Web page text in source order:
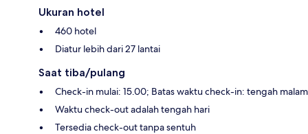
Ukuran hotel
460 hotel
Diatur lebih dari 27 lantai
Saat tiba/pulang
Check-in mulai: 15.00; Batas waktu check-in: tengah malam
Waktu check-out adalah tengah hari
Tersedia check-out tanpa sentuh